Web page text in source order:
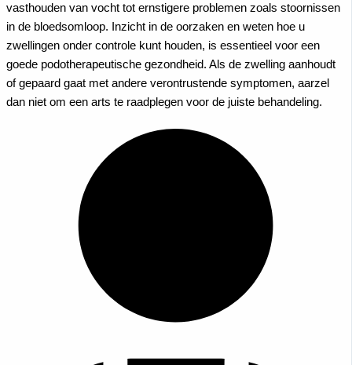
vasthouden van vocht tot ernstigere problemen zoals stoornissen
in de bloedsomloop. Inzicht in de oorzaken en weten hoe u
zwellingen onder controle kunt houden, is essentieel voor een
goede podotherapeutische gezondheid. Als de zwelling aanhoudt
of gepaard gaat met andere verontrustende symptomen, aarzel
dan niet om een arts te raadplegen voor de juiste behandeling.